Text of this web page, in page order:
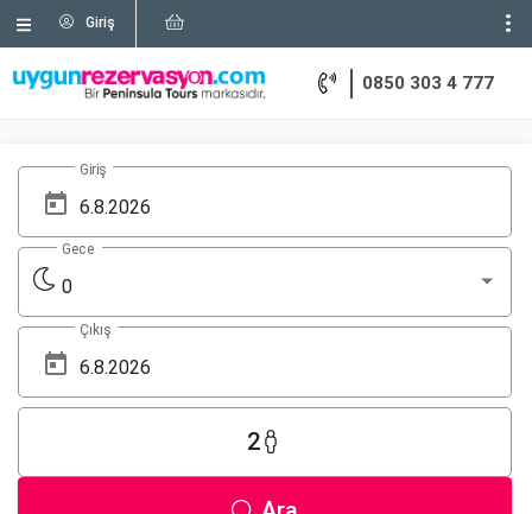
Giriş
0850 303 4 777
Giriş
0
Gece
Çıkış
2